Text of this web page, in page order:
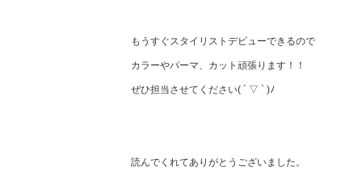
もうすぐスタイリストデビューできるので
カラーやパーマ、カット頑張ります！！
ぜひ担当させてください( ´ ▽ ` )ﾉ
読んでくれてありがとうございました。